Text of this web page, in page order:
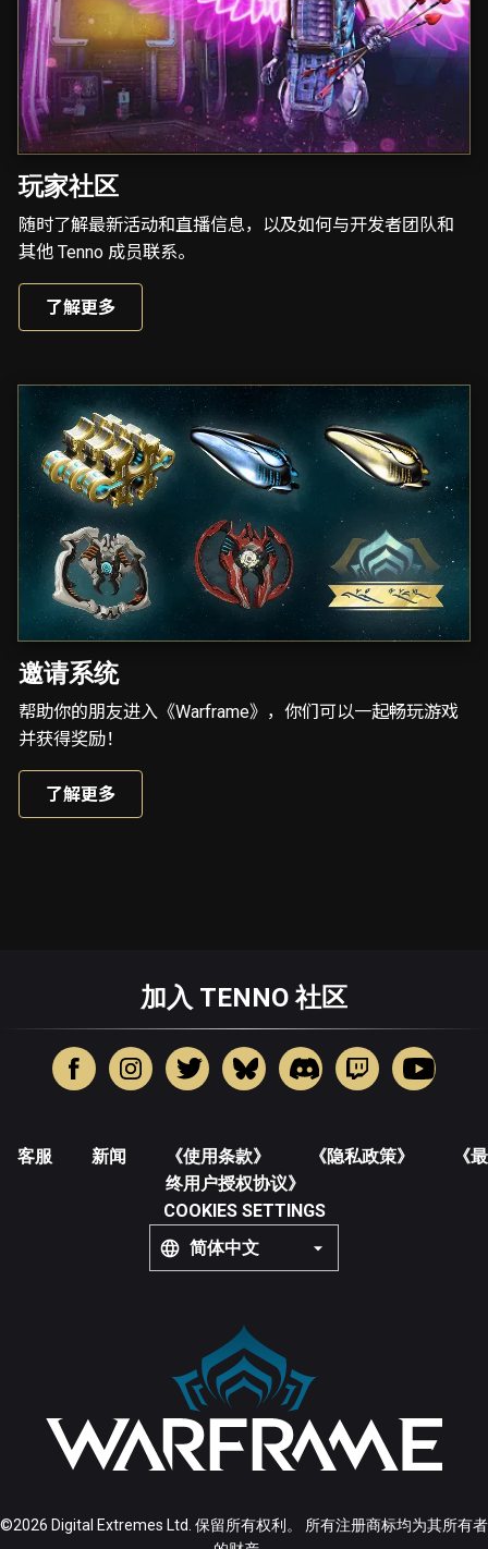
玩家社区
随时了解最新活动和直播信息，以及如何与开发者团队和
其他 Tenno 成员联系。
了解更多
邀请系统
帮助你的朋友进入《Warframe》，你们可以一起畅玩游戏
并获得奖励！
了解更多
加入 TENNO 社区
客服 新闻 《使用条款》 《隐私政策》
《最
终用户授权协议》
COOKIES SETTINGS
简体中文
©2026 Digital Extremes Ltd. 保留所有权利。 所有注册商标均为其所有者